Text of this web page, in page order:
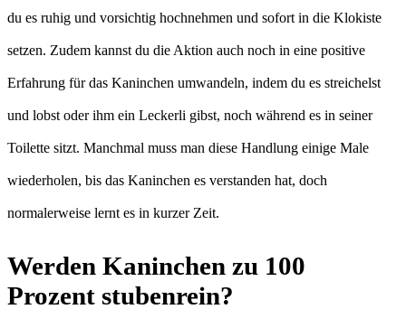
du es ruhig und vorsichtig hochnehmen und sofort in die Klokiste
setzen. Zudem kannst du die Aktion auch noch in eine positive
Erfahrung für das Kaninchen umwandeln, indem du es streichelst
und lobst oder ihm ein Leckerli gibst, noch während es in seiner
Toilette sitzt. Manchmal muss man diese Handlung einige Male
wiederholen, bis das Kaninchen es verstanden hat, doch
normalerweise lernt es in kurzer Zeit.
Werden Kaninchen zu 100
Prozent stubenrein?